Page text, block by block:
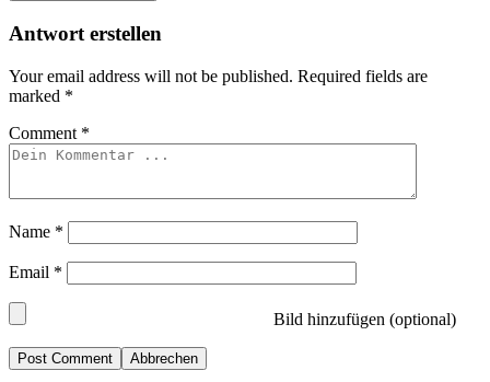
Antwort erstellen
Your email address will not be published. Required fields are
marked *
Comment *
Name *
Email *
Bild hinzufügen (optional)
Abbrechen